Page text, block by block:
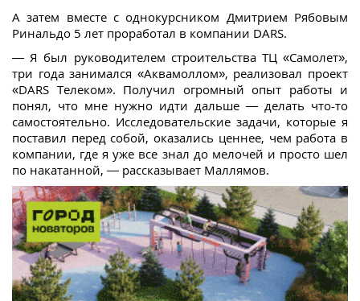
А затем вместе с однокурсником Дмитрием Рябовым
Ринальдо 5 лет проработал в компании DARS.
— Я был руководителем строительства ТЦ «Самолет»,
три года занимался «Аквамоллом», реализовал проект
«DARS Телеком». Получил огромный опыт работы и
понял, что мне нужно идти дальше — делать что-то
самостоятельно. Исследовательские задачи, которые я
поставил перед собой, оказались ценнее, чем работа в
компании, где я уже все знал до мелочей и просто шел
по накатанной, — рассказывает Маллямов.